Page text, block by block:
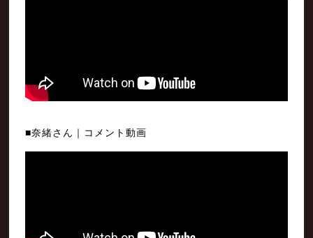
■奈緒さん｜コメント動画